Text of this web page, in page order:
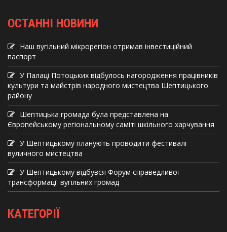
ОСТАННІ НОВИНИ
Наш вугільний мікрорегіон отримав інвеcтиційний
паспорт
У Палаці Потоцьких відбулось нагородження працівників
культури та майстрів народного мистецтва Шептицького
району
Шептицька громада була представлена на
Європейському регіональному саміті шкільного харчування
У Шептицькому планують проводити фестивалі
вуличного мистецтва
У Шептицькому відбувся Форум справедливої
трансформації вугільних громад
КАТЕГОРІЇ